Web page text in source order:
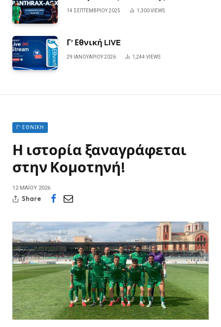
14 ΣΕΠΤΕΜΒΡΊΟΥ 2025 1,300VIEWS
Γ’ Εθνική LIVE
29 ΙΑΝΟΥΑΡΊΟΥ 2026 1,244 VIEWS
Γ' ΕΘΝΙΚΉ
Η ιστορία ξαναγράφεται
στην Κομοτηνή!
12 ΜΑΪ́ΟΥ 2026
Share